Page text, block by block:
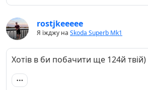
rostjkeeeee
Я їжджу на Skoda Superb Mk1
Хотів в би побачити ще 124й твій)